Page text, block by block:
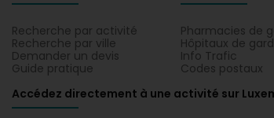
Recherche par activité
Recherche par ville
Demander un devis
Guide pratique
Pharmacies de
Hôpitaux de
Info Trafic
Codes postaux
Accédez directement à une activité sur